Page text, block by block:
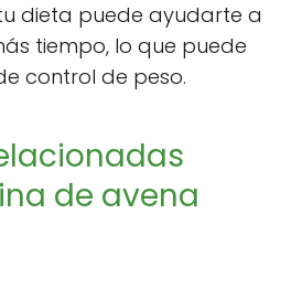
dieta puede ayudarte a
tiempo, lo que puede
control de peso.
de avena